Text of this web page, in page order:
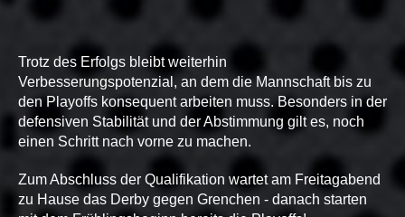
Trotz des Erfolgs bleibt weiterhin
Verbesserungspotenzial, an dem die Mannschaft bis zu
den Playoffs konsequent arbeiten muss. Besonders in der
defensiven Stabilität und der Abstimmung gilt es, noch
einen Schritt nach vorne zu machen.
Zum Abschluss der Qualifikation wartet am Freitagabend
zu Hause das Derby gegen Grenchen - danach starten